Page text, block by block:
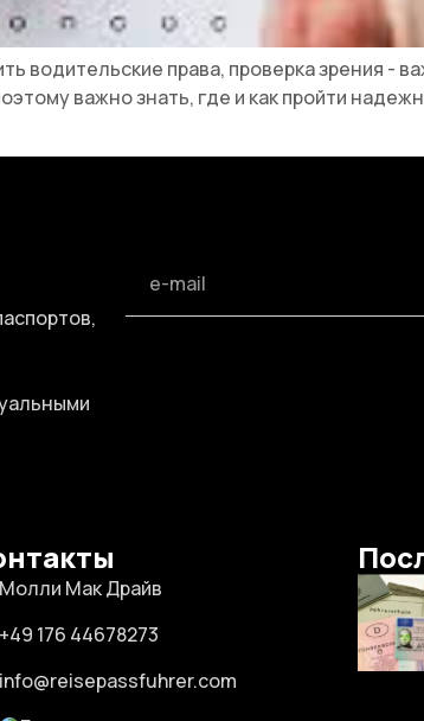
водительские права, проверка зрения -
важно знать, где и как пройти
Молли Мак Драйв
+49 176 44678273
info@reisepassfuhrer.com